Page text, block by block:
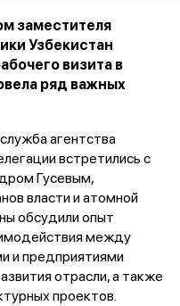
заместителя
Узбекистан
визита в
ряд важных
агентства
встретились с
Гусевым,
власти и атомной
обсудили опыт
между
и предприятиями
отрасли, а также
проектов.